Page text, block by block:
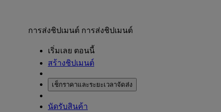
การส่งชิปเมนต์ การส่งชิปเมนต์
เริ่มเลย ตอนนี้
สร้างชิปเมนต์
เช็กราคาและระยะเวลาจัดส่ง
นัดรับสินค้า